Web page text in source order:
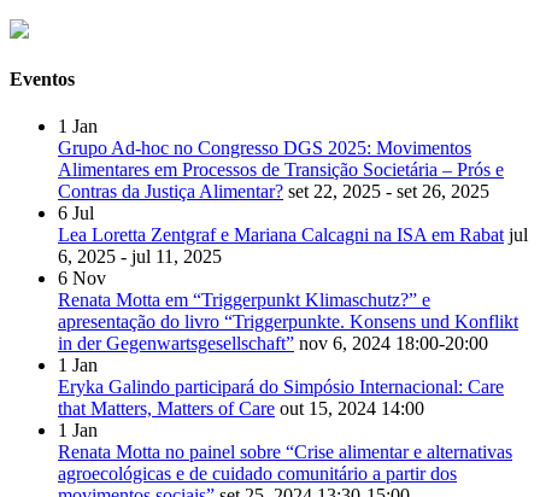
Eventos
1 Jan
Grupo Ad-hoc no Congresso DGS 2025: Movimentos
Alimentares em Processos de Transição Societária – Prós e
Contras da Justiça Alimentar? set 22, 2025 - set 26, 2025
6 Jul
Lea Loretta Zentgraf e Mariana Calcagni na ISA em Rabat jul
6, 2025 - jul 11, 2025
6 Nov
Renata Motta em “Triggerpunkt Klimaschutz?” e
apresentação do livro “Triggerpunkte. Konsens und Konflikt
in der Gegenwartsgesellschaft” nov 6, 2024 18:00-20:00
1 Jan
Eryka Galindo participará do Simpósio Internacional: Care
that Matters, Matters of Care out 15, 2024 14:00
1 Jan
Renata Motta no painel sobre “Crise alimentar e alternativas
agroecológicas e de cuidado comunitário a partir dos